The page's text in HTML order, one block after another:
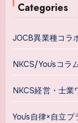
Categories
JOCB異業種コラ
NKCS/You`sコラ
NKCS経営・士業
You`s自律×自立